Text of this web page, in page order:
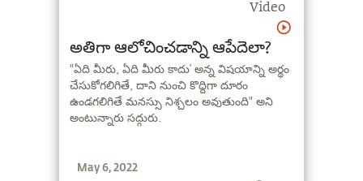
Video
అతిగా ఆలోచించడాన్ని ఆపేదెలా?
"ఏది మీరు, ఏది మీరు కాదు’ అన్న విషయాన్ని అర్థం
చేసుకోగలిగితే, దాని నుంచి కొద్దిగా దూరం
ఉండగలిగితే మనస్సు నిశ్చలం అవుతుంది" అని
అంటున్నారు సద్గురు.
May 6, 2022